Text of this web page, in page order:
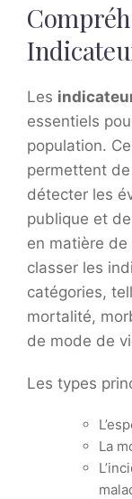
Les
essentiels
population.
permettent
détecter les
publique et
en matière
classer les
catégories,
mortalité,
de mode de
Les types
La